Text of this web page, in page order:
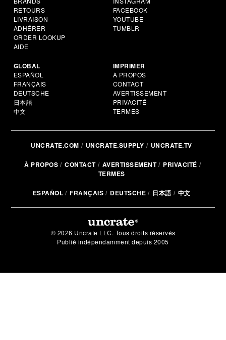
RETOURS
LIVRAISON
ADHÉRER
ORDER LOOKUP
AIDE
FACEBOOK
YOUTUBE
TUMBLR
GLOBAL
ESPAÑOL
FRANÇAIS
DEUTSCHE
日本語
中文
IMPRIMER
À PROPOS
CONTACT
AVERTISSEMENT
PRIVACITÉ
TERMES
UNCRATE.COM UNCRATE.SUPPLY UNCRATE.TV
À PROPOS CONTACT AVERTISSEMENT
PRIVACITÉ
TERMES
ESPAÑOL FRANÇAIS DEUTSCHE 日本語 中文
© 2026 Uncrate LLC. Tous droits réservés
Publié indépendamment depuis 2005